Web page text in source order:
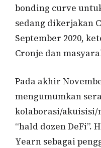
bonding curve
sedang dikerjakan
September 2020,
Cronje dan
Pada akhir
mengumumkan
kolaborasi/
“hald dozen DeFi”.
Yearn sebagai